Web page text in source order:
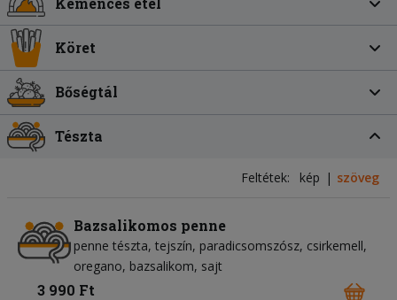
Köret
Bőségtál
Tészta
Feltétek: kép szöveg
Bazsalikomos penne
penne tészta tejszín paradicsomszósz csirkemell
oregano bazsalikom sajt
3 990 Ft